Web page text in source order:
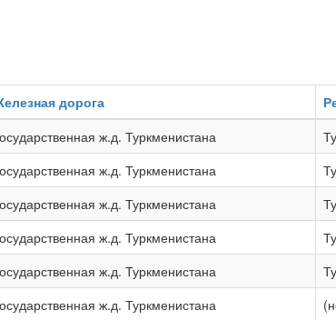
дорога
ж.д. Туркменистана
ж.д. Туркменистана
ж.д. Туркменистана
ж.д. Туркменистана
ж.д. Туркменистана
ж.д. Туркменистана